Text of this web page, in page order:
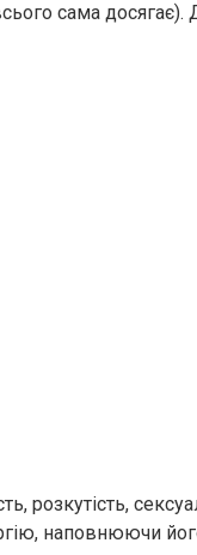
сама досягає).
розкутість,
наповнюючи